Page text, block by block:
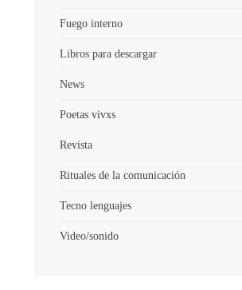
Fuego interno
Libros para descargar
News
Poetas vivxs
Revista
Rituales de la comunicación
Tecno lenguajes
Video/sonido